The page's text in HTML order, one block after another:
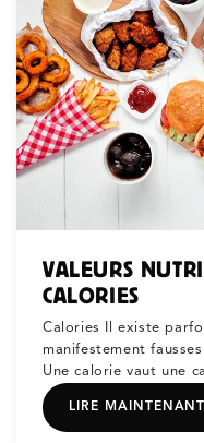
VALEURS
CALORIES
Calories Il existe
manifestement
Une calorie vaut une
LIRE MAINTENANT